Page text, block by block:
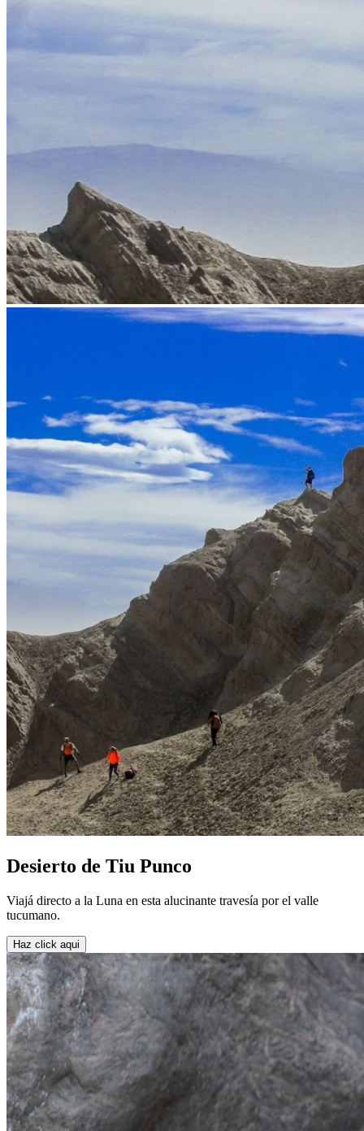
Desierto de Tiu Punco
Viajá directo a la Luna en esta alucinante travesía por el valle
tucumano.
Haz click aqui